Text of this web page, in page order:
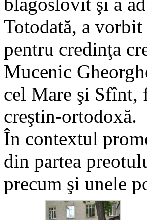
Totodată, a
pentru credinţa
Mucenic
cel Mare şi Sfînt,
creştin-ortodoxă.
În contextul
din partea
precum şi unele